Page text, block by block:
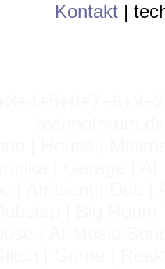
Kontakt |